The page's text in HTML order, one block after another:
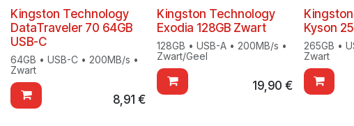
Kingston Technology
DataTraveler 70 64GB
USB-C
64GB • USB-C • 200MB/s •
Zwart
8,91 €
Kingston Technology
Exodia 128GB Zwart
128GB • USB-A • 200MB/s •
Zwart/Geel
19,90 €
Kyson
265GB •
Zwart